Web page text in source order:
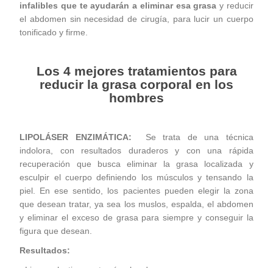
infalibles que te ayudarán a eliminar esa grasa y reducir
el abdomen sin necesidad de cirugía, para lucir un cuerpo
tonificado y firme.
Los 4 mejores tratamientos para
reducir la grasa corporal en los
hombres
LIPOLÁSER ENZIMÁTICA:
Se trata de una técnica
indolora, con resultados duraderos y con una rápida
recuperación que busca eliminar la grasa localizada y
esculpir el cuerpo definiendo los músculos y tensando la
piel. En ese sentido, los pacientes pueden elegir la zona
que desean tratar, ya sea los muslos, espalda, el abdomen
y eliminar el exceso de grasa para siempre y conseguir la
figura que desean.
Resultados: